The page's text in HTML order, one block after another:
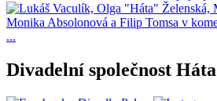
Divadelní společnost Háta